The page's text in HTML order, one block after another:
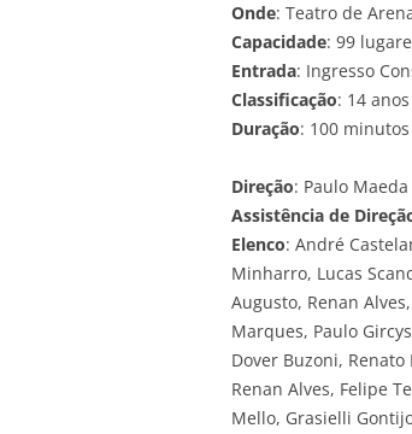
Onde: Teatro de
Capacidade: 99
Entrada: Ingresso
Classificação: 14 anos
Duração: 100 minutos
Direção: Paulo Maeda
Assistência de
Elenco: André
Minharro, Lucas
Augusto, Renan
Marques, Paulo
Dover Buzoni,
Renan Alves, Felipe
Mello, Grasielli